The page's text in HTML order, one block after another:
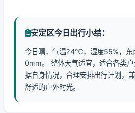
安定区今日出行小结：
今日晴，气温24℃，湿度55%，东
0mm。 整体天气适宜，适合各类
据自身情况，合理安排出行计划，
舒适的户外时光。